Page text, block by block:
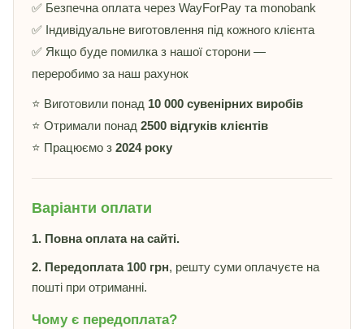
✅ Безпечна оплата через WayForPay та monobank
✅ Індивідуальне виготовлення під кожного клієнта
✅ Якщо буде помилка з нашої сторони —
переробимо за наш рахунок
⭐ Виготовили понад 10 000 сувенірних виробів
⭐ Отримали понад 2500 відгуків клієнтів
⭐ Працюємо з 2024 року
Варіанти оплати
1. Повна оплата на сайті.
2. Передоплата 100 грн, решту суми оплачуєте на
пошті при отриманні.
Чому є передоплата?